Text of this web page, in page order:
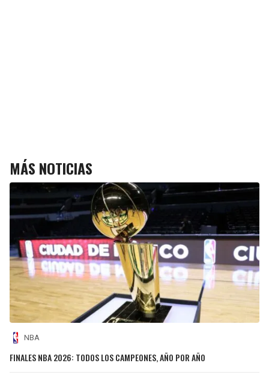
MÁS NOTICIAS
NBA
FINALES NBA 2026: TODOS LOS CAMPEONES, AÑO POR AÑO